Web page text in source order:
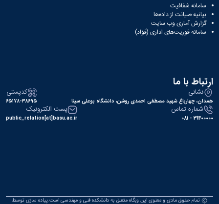
سامانه شفافیت
بیانیه صیانت از داده‌ها
گزارش آماری وب‌ سایت
سامانه فوریت‌های اداری (فؤاد)
ارتباط با ما
نشانی
همدان، چهارباغ شهید مصطفی احمدی روشن، دانشگاه بوعلی سینا
کدپستی
۶۵۱۷۸-۳۸۶۹۵
شماره تماس
31400000 - 081
پست الکترونیک
public_relation[at]basu.ac.ir
تمام حقوق مادی و معنوی این وبگاه متعلق به دانشکده فنی و مهندسی است.پیاده سازی توسط